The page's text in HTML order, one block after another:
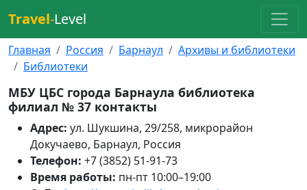
Travel-Level
Главная Россия Барнаул
Архивы и библиотеки
Библиотеки
МБУ ЦБС города Барнаула библиотека
филиал № 37 контакты
Адрес: ул. Шукшина, 29/258, микрорайон
Докучаево, Барнаул, Россия
Телефон: +7 (3852) 51-91-73
Время работы: пн-пт 10:00–19:00